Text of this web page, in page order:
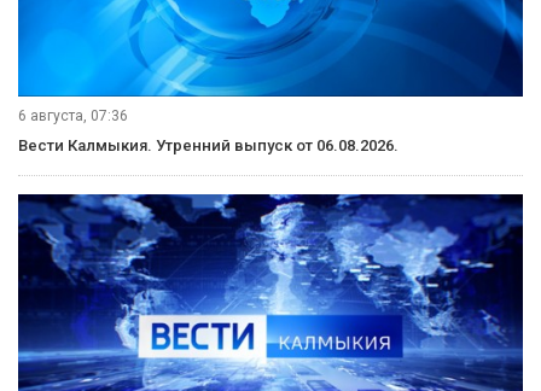
6 августа, 07:36
Вести Калмыкия. Утренний выпуск от 06.08.2026.